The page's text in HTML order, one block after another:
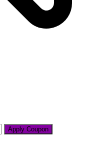
Apply Coupon